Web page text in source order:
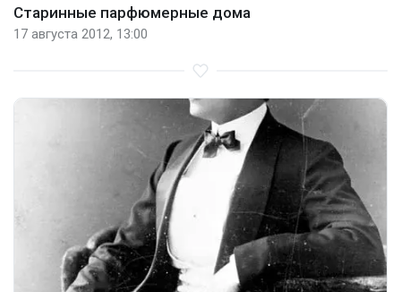
Старинные парфюмерные дома
17 августа 2012, 13:00